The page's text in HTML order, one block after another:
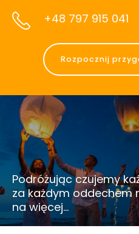
+48 797 915 041
Rozpocznij
Podróżując czujemy
za każdym oddechem
na więcej…